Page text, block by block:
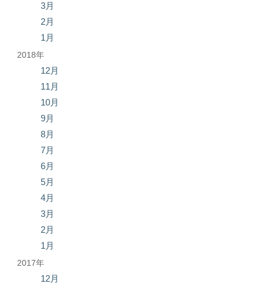
3月
2月
1月
2018年
12月
11月
10月
9月
8月
7月
6月
5月
4月
3月
2月
1月
2017年
12月